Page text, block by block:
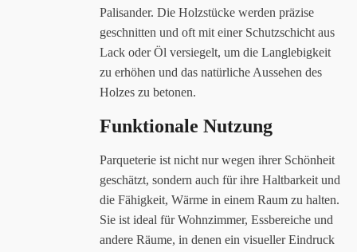
Palisander. Die Holzstücke werden präzise
geschnitten und oft mit einer Schutzschicht aus
Lack oder Öl versiegelt, um die Langlebigkeit
zu erhöhen und das natürliche Aussehen des
Holzes zu betonen.
Funktionale Nutzung
Parqueterie ist nicht nur wegen ihrer Schönheit
geschätzt, sondern auch für ihre Haltbarkeit und
die Fähigkeit, Wärme in einem Raum zu halten.
Sie ist ideal für Wohnzimmer, Essbereiche und
andere Räume, in denen ein visueller Eindruck